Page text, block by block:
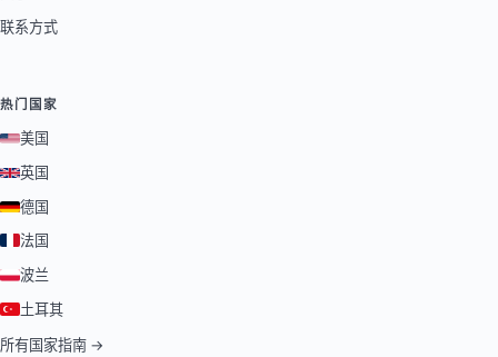
联系方式
热门国家
美国
英国
德国
法国
波兰
土耳其
所有国家指南 →